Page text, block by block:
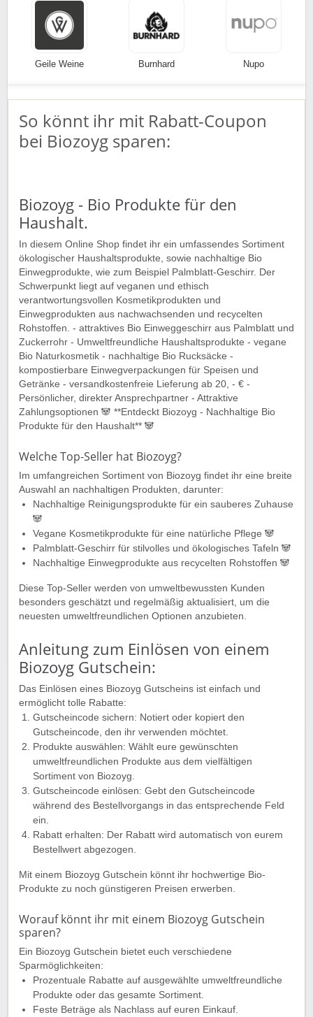
Geile Weine Burnhard Nupo
So könnt ihr mit Rabatt-Coupon
bei Biozoyg sparen:
Biozoyg - Bio Produkte für den
Haushalt.
In diesem Online Shop findet ihr ein umfassendes Sortiment
ökologischer Haushaltsprodukte, sowie nachhaltige Bio
Einwegprodukte, wie zum Beispiel Palmblatt-Geschirr. Der
Schwerpunkt liegt auf veganen und ethisch
verantwortungsvollen Kosmetikprodukten und
Einwegprodukten aus nachwachsenden und recycelten
Rohstoffen. - attraktives Bio Einweggeschirr aus Palmblatt und
Zuckerrohr - Umweltfreundliche Haushaltsprodukte - vegane
Bio Naturkosmetik - nachhaltige Bio Rucksäcke -
kompostierbare Einwegverpackungen für Speisen und
Getränke - versandkostenfreie Lieferung ab 20, - € -
Persönlicher, direkter Ansprechpartner - Attraktive
Zahlungsoptionen 🐼 **Entdeckt Biozoyg - Nachhaltige Bio
Produkte für den Haushalt** 🐼
Welche Top-Seller hat Biozoyg?
Im umfangreichen Sortiment von Biozoyg findet ihr eine breite
Auswahl an nachhaltigen Produkten, darunter:
Nachhaltige Reinigungsprodukte für ein sauberes Zuhause
🐼
Vegane Kosmetikprodukte für eine natürliche Pflege 🐼
Palmblatt-Geschirr für stilvolles und ökologisches Tafeln 🐼️
Nachhaltige Einwegprodukte aus recycelten Rohstoffen 🐼
Diese Top-Seller werden von umweltbewussten Kunden
besonders geschätzt und regelmäßig aktualisiert, um die
neuesten umweltfreundlichen Optionen anzubieten.
Anleitung zum Einlösen von einem
Biozoyg Gutschein:
Das Einlösen eines Biozoyg Gutscheins ist einfach und
ermöglicht tolle Rabatte:
Gutscheincode sichern: Notiert oder kopiert den
Gutscheincode, den ihr verwenden möchtet.
Produkte auswählen: Wählt eure gewünschten
umweltfreundlichen Produkte aus dem vielfältigen
Sortiment von Biozoyg.
Gutscheincode einlösen: Gebt den Gutscheincode
während des Bestellvorgangs in das entsprechende Feld
ein.
Rabatt erhalten: Der Rabatt wird automatisch von eurem
Bestellwert abgezogen.
Mit einem Biozoyg Gutschein könnt ihr hochwertige Bio-
Produkte zu noch günstigeren Preisen erwerben.
Worauf könnt ihr mit einem Biozoyg Gutschein
sparen?
Ein Biozoyg Gutschein bietet euch verschiedene
Sparmöglichkeiten:
Prozentuale Rabatte auf ausgewählte umweltfreundliche
Produkte oder das gesamte Sortiment.
Feste Beträge als Nachlass auf euren Einkauf.